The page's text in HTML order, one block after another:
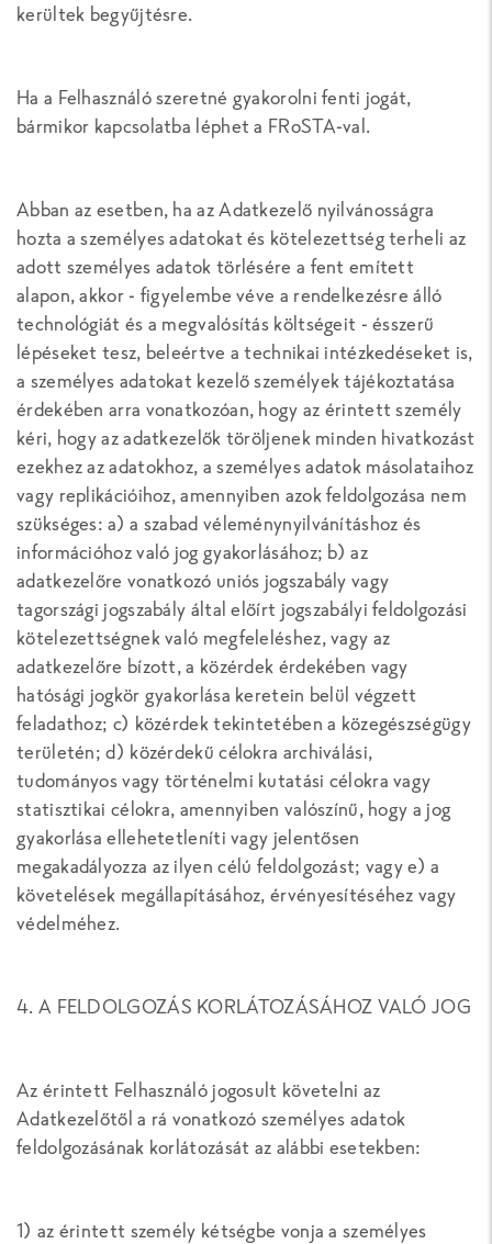
kerültek begyűjtésre.
Ha a Felhasználó szeretné gyakorolni fenti jogát,
bármikor kapcsolatba léphet a FRoSTA-val.
Abban az esetben, ha az Adatkezelő nyilvánosságra
hozta a személyes adatokat és kötelezettség terheli az
adott személyes adatok törlésére a fent emített
alapon, akkor - figyelembe véve a rendelkezésre álló
technológiát és a megvalósítás költségeit - ésszerű
lépéseket tesz, beleértve a technikai intézkedéseket is,
a személyes adatokat kezelő személyek tájékoztatása
érdekében arra vonatkozóan, hogy az érintett személy
kéri, hogy az adatkezelők töröljenek minden hivatkozást
ezekhez az adatokhoz, a személyes adatok másolataihoz
vagy replikációihoz, amennyiben azok feldolgozása nem
szükséges: a) a szabad véleménynyilvánításhoz és
információhoz való jog gyakorlásához; b) az
adatkezelőre vonatkozó uniós jogszabály vagy
tagországi jogszabály által előírt jogszabályi feldolgozási
kötelezettségnek való megfeleléshez, vagy az
adatkezelőre bízott, a közérdek érdekében vagy
hatósági jogkör gyakorlása keretein belül végzett
feladathoz; c) közérdek tekintetében a közegészségügy
területén; d) közérdekű célokra archiválási,
tudományos vagy történelmi kutatási célokra vagy
statisztikai célokra, amennyiben valószínű, hogy a jog
gyakorlása ellehetetleníti vagy jelentősen
megakadályozza az ilyen célú feldolgozást; vagy e) a
követelések megállapításához, érvényesítéséhez vagy
védelméhez.
4. A FELDOLGOZÁS KORLÁTOZÁSÁHOZ VALÓ JOG
Az érintett Felhasználó jogosult követelni az
Adatkezelőtől a rá vonatkozó személyes adatok
feldolgozásának korlátozását az alábbi esetekben:
1) az érintett személy kétségbe vonja a személyes